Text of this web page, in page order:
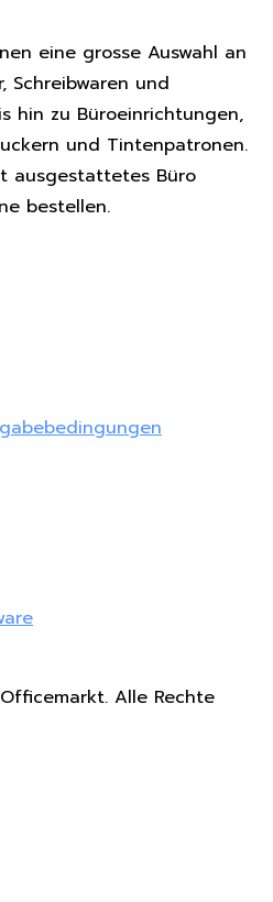
eine grosse Auswahl an
Schreibwaren und
hin zu Büroeinrichtungen,
und Tintenpatronen.
ausgestattetes Büro
bestellen.
Alle Rechte